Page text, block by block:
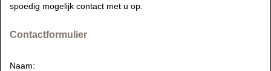
spoedig mogelijk contact met u op.
Contactformulier
Naam: